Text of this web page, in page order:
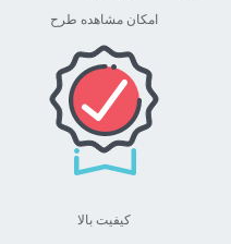
امکان مشاهده طرح
کیفیت بالا